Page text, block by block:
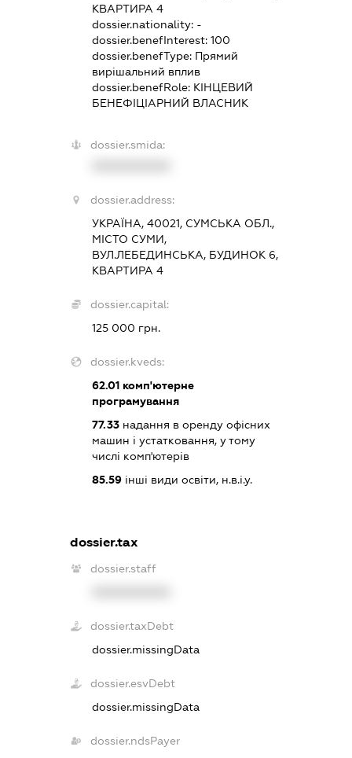
КВАРТИРА 4
dossier.nationality: -
dossier.benefInterest: 100
dossier.benefType: Прямий
вирішальний вплив
dossier.benefRole: КІНЦЕВИЙ
БЕНЕФІЦІАРНИЙ ВЛАСНИК
dossier.smida:
dossier.address:
УКРАЇНА, 40021, СУМСЬКА ОБЛ.,
МІСТО СУМИ,
ВУЛ.ЛЕБЕДИНСЬКА, БУДИНОК 6,
КВАРТИРА 4
dossier.capital:
125 000 грн.
dossier.kveds:
62.01комп'ютерне
програмування
77.33надання в оренду офісних
машин і устатковання, у тому
числі комп'ютерів
85.59інші види освіти, н.в.і.у.
dossier.tax
dossier.staff
dossier.taxDebt
dossier.missingData
dossier.esvDebt
dossier.missingData
dossier.ndsPayer